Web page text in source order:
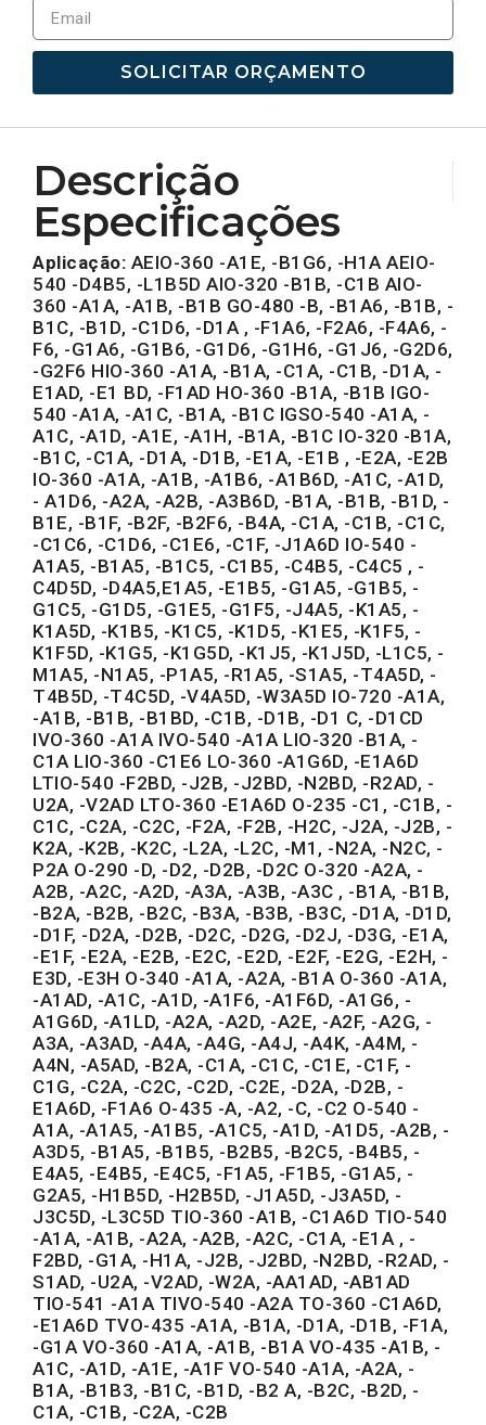
SOLICITAR ORÇAMENTO
Descrição
Especificações
Aplicação: AEIO-360 -A1E, -B1G6, -H1A AEIO-
540 -D4B5, -L1B5D AIO-320 -B1B, -C1B AIO-
360 -A1A, -A1B, -B1B GO-480 -B, -B1A6, -B1B, -
B1C, -B1D, -C1D6, -D1A , -F1A6, -F2A6, -F4A6, -
F6, -G1A6, -G1B6, -G1D6, -G1H6, -G1J6, -G2D6,
-G2F6 HIO-360 -A1A, -B1A, -C1A, -C1B, -D1A, -
E1AD, -E1 BD, -F1AD HO-360 -B1A, -B1B IGO-
540 -A1A, -A1C, -B1A, -B1C IGSO-540 -A1A, -
A1C, -A1D, -A1E, -A1H, -B1A, -B1C IO-320 -B1A,
-B1C, -C1A, -D1A, -D1B, -E1A, -E1B , -E2A, -E2B
IO-360 -A1A, -A1B, -A1B6, -A1B6D, -A1C, -A1D,
- A1D6, -A2A, -A2B, -A3B6D, -B1A, -B1B, -B1D, -
B1E, -B1F, -B2F, -B2F6, -B4A, -C1A, -C1B, -C1C,
-C1C6, -C1D6, -C1E6, -C1F, -J1A6D IO-540 -
A1A5, -B1A5, -B1C5, -C1B5, -C4B5, -C4C5 , -
C4D5D, -D4A5,E1A5, -E1B5, -G1A5, -G1B5, -
G1C5, -G1D5, -G1E5, -G1F5, -J4A5, -K1A5, -
K1A5D, -K1B5, -K1C5, -K1D5, -K1E5, -K1F5, -
K1F5D, -K1G5, -K1G5D, -K1J5, -K1J5D, -L1C5, -
M1A5, -N1A5, -P1A5, -R1A5, -S1A5, -T4A5D, -
T4B5D, -T4C5D, -V4A5D, -W3A5D IO-720 -A1A,
-A1B, -B1B, -B1BD, -C1B, -D1B, -D1 C, -D1CD
IVO-360 -A1A IVO-540 -A1A LIO-320 -B1A, -
C1A LIO-360 -C1E6 LO-360 -A1G6D, -E1A6D
LTIO-540 -F2BD, -J2B, -J2BD, -N2BD, -R2AD, -
U2A, -V2AD LTO-360 -E1A6D O-235 -C1, -C1B, -
C1C, -C2A, -C2C, -F2A, -F2B, -H2C, -J2A, -J2B, -
K2A, -K2B, -K2C, -L2A, -L2C, -M1, -N2A, -N2C, -
P2A O-290 -D, -D2, -D2B, -D2C O-320 -A2A, -
A2B, -A2C, -A2D, -A3A, -A3B, -A3C , -B1A, -B1B,
-B2A, -B2B, -B2C, -B3A, -B3B, -B3C, -D1A, -D1D,
-D1F, -D2A, -D2B, -D2C, -D2G, -D2J, -D3G, -E1A,
-E1F, -E2A, -E2B, -E2C, -E2D, -E2F, -E2G, -E2H, -
E3D, -E3H O-340 -A1A, -A2A, -B1A O-360 -A1A,
-A1AD, -A1C, -A1D, -A1F6, -A1F6D, -A1G6, -
A1G6D, -A1LD, -A2A, -A2D, -A2E, -A2F, -A2G, -
A3A, -A3AD, -A4A, -A4G, -A4J, -A4K, -A4M, -
A4N, -A5AD, -B2A, -C1A, -C1C, -C1E, -C1F, -
C1G, -C2A, -C2C, -C2D, -C2E, -D2A, -D2B, -
E1A6D, -F1A6 O-435 -A, -A2, -C, -C2 O-540 -
A1A, -A1A5, -A1B5, -A1C5, -A1D, -A1D5, -A2B, -
A3D5, -B1A5, -B1B5, -B2B5, -B2C5, -B4B5, -
E4A5, -E4B5, -E4C5, -F1A5, -F1B5, -G1A5, -
G2A5, -H1B5D, -H2B5D, -J1A5D, -J3A5D, -
J3C5D, -L3C5D TIO-360 -A1B, -C1A6D TIO-540
-A1A, -A1B, -A2A, -A2B, -A2C, -C1A, -E1A , -
F2BD, -G1A, -H1A, -J2B, -J2BD, -N2BD, -R2AD, -
S1AD, -U2A, -V2AD, -W2A, -AA1AD, -AB1AD
TIO-541 -A1A TIVO-540 -A2A TO-360 -C1A6D,
-E1A6D TVO-435 -A1A, -B1A, -D1A, -D1B, -F1A,
-G1A VO-360 -A1A, -A1B, -B1A VO-435 -A1B, -
A1C, -A1D, -A1E, -A1F VO-540 -A1A, -A2A, -
B1A, -B1B3, -B1C, -B1D, -B2 A, -B2C, -B2D, -
C1A, -C1B, -C2A, -C2B